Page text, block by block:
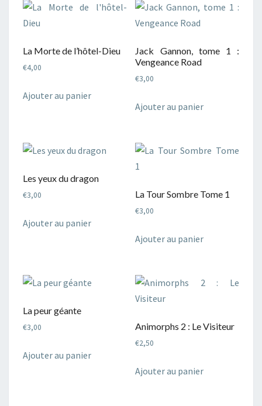
La Morte de l’hôtel-Dieu
€4,00
Ajouter au panier
Jack Gannon, tome 1 :
Vengeance Road
€3,00
Ajouter au panier
Les yeux du dragon
€3,00
Ajouter au panier
La Tour Sombre Tome 1
€3,00
Ajouter au panier
La peur géante
€3,00
Ajouter au panier
Animorphs 2 : Le Visiteur
€2,50
Ajouter au panier